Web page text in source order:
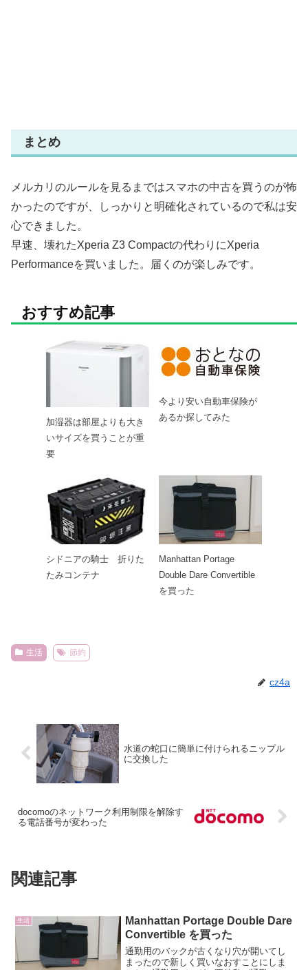
まとめ
メルカリのルールを見るまではスマホの中古を買うのが怖
かったのですが、しっかりと明確化されているので私は安
心できました。
早速、壊れたXperia Z3 Compactの代わりにXperia
Performanceを買いました。届くのが楽しみです。
おすすめ記事
加湿器は部屋よりも大き
いサイズを買うことが重
要
今より安い自動車保険が
あるか探してみた
シドニアの騎士 折りた
たみコンテナ
Manhattan Portage
Double Dare Convertible
を買った
生活 節約
cz4a
水道の蛇口に簡単に付けられるニップル
に交換した
docomoのネットワーク利用制限を解除す
る電話番号が変わった
関連記事
生活
Manhattan Portage Double Dare
Convertible を買った
通勤用のバックが古くなり穴が開いてし
まったので新しく買いなおすことにしま